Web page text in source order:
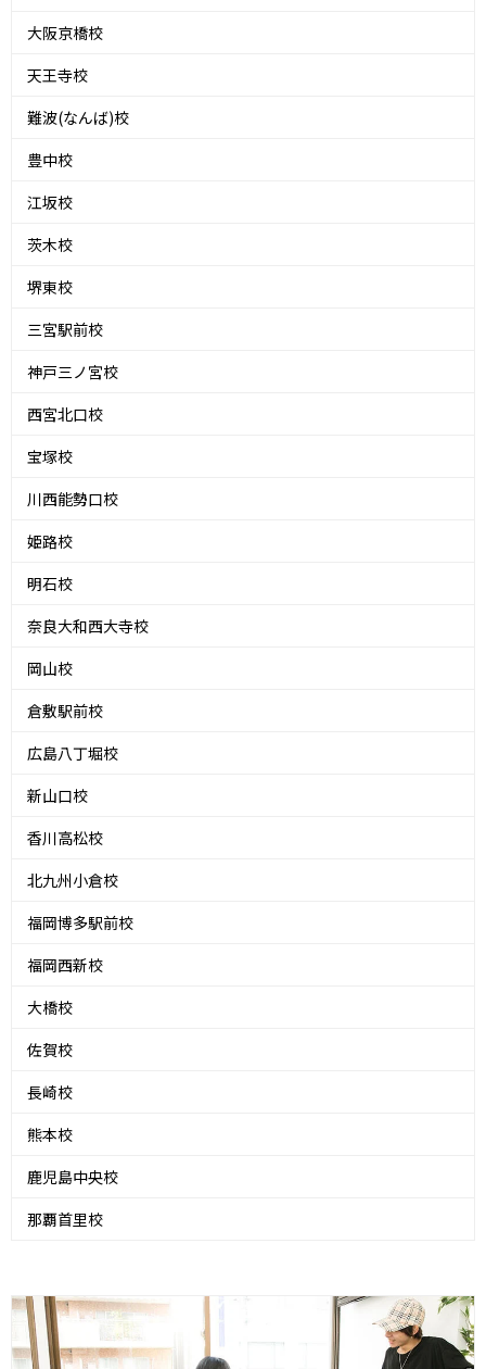
大阪京橋校
天王寺校
難波(なんば)校
豊中校
江坂校
茨木校
堺東校
三宮駅前校
神戸三ノ宮校
西宮北口校
宝塚校
川西能勢口校
姫路校
明石校
奈良大和西大寺校
岡山校
倉敷駅前校
広島八丁堀校
新山口校
香川高松校
北九州小倉校
福岡博多駅前校
福岡西新校
大橋校
佐賀校
長崎校
熊本校
鹿児島中央校
那覇首里校